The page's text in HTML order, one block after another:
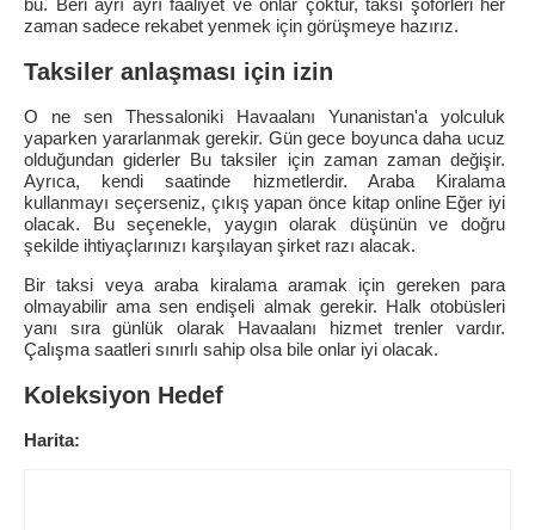
bu. Beri ayrı ayrı faaliyet ve onlar çoktur, taksi şoförleri her
zaman sadece rekabet yenmek için görüşmeye hazırız.
Taksiler anlaşması için izin
O ne sen Thessaloniki Havaalanı Yunanistan'a yolculuk
yaparken yararlanmak gerekir. Gün gece boyunca daha ucuz
olduğundan giderler Bu taksiler için zaman zaman değişir.
Ayrıca, kendi saatinde hizmetlerdir. Araba Kiralama
kullanmayı seçerseniz, çıkış yapan önce kitap online Eğer iyi
olacak. Bu seçenekle, yaygın olarak düşünün ve doğru
şekilde ihtiyaçlarınızı karşılayan şirket razı alacak.
Bir taksi veya araba kiralama aramak için gereken para
olmayabilir ama sen endişeli almak gerekir. Halk otobüsleri
yanı sıra günlük olarak Havaalanı hizmet trenler vardır.
Çalışma saatleri sınırlı sahip olsa bile onlar iyi olacak.
Koleksiyon Hedef
Harita: